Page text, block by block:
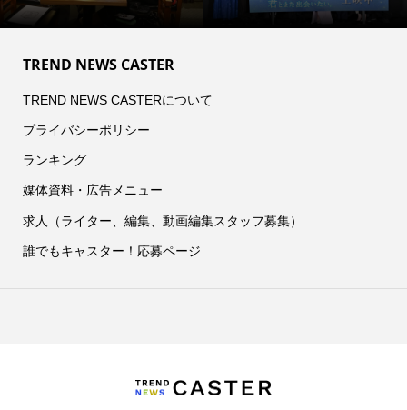
TREND NEWS CASTER
TREND NEWS CASTERについて
プライバシーポリシー
ランキング
媒体資料・広告メニュー
求人（ライター、編集、動画編集スタッフ募集）
誰でもキャスター！応募ページ